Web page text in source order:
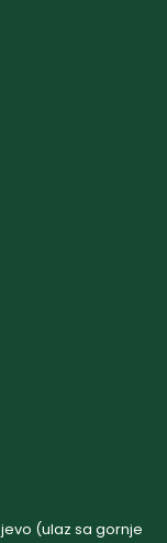
(ulaz sa gornje